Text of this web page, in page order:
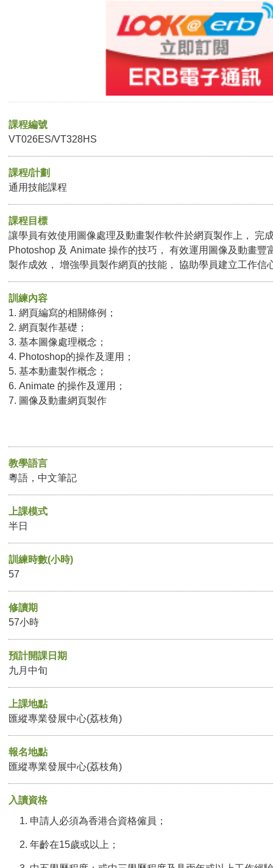
課程編號
VT026ES/VT328HS
課程/計劃
通用技能課程
課程目標
讓學員有效使用圖像處理及動畫製作軟件於網頁製作上， 完
Photoshop 及 Animate 操作的技巧， 有效運用圖像及動畫豐
製作成效， 增強學員製作網頁的技能， 協助學員建立工作信
訓練內容
1. 網頁編寫的相關條例；
2. 網頁製作基礎；
3. 基本圖像處理概念；
4. Photoshop的操作及運用；
5. 基本動畫製作概念；
6. Animate 的操作及運用；
7. 圖像及動畫網頁製作
教學語言
粵語，中文筆記
上課模式
半日
訓練時數(小時)
57
修讀期
57小時
預計開課日期
九月中旬
上課地點
匯縱專業發展中心(荔枝角)
報名地點
匯縱專業發展中心(荔枝角)
入讀資格
申請人必須為香港合資格僱員；
年齡在15歲或以上；